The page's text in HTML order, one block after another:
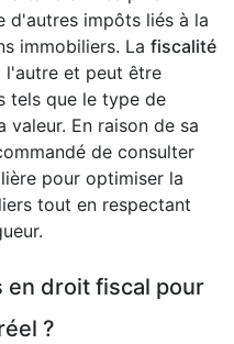
d'autres impôts liés à la
immobiliers. La fiscalité
l'autre et peut être
tels que le type de
En raison de sa
de consulter
pour optimiser la
tout en respectant
en droit fiscal pour
?